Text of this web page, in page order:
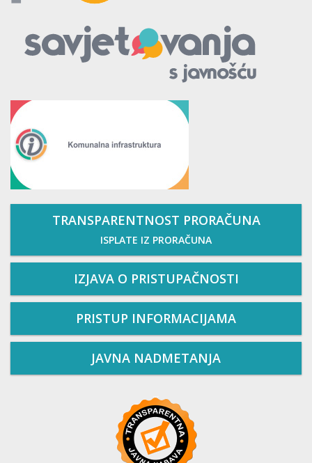
TRANSPARENTNOST PRORAČUNA
ISPLATE IZ PRORAČUNA
IZJAVA O PRISTUPAČNOSTI
PRISTUP INFORMACIJAMA
JAVNA NADMETANJA